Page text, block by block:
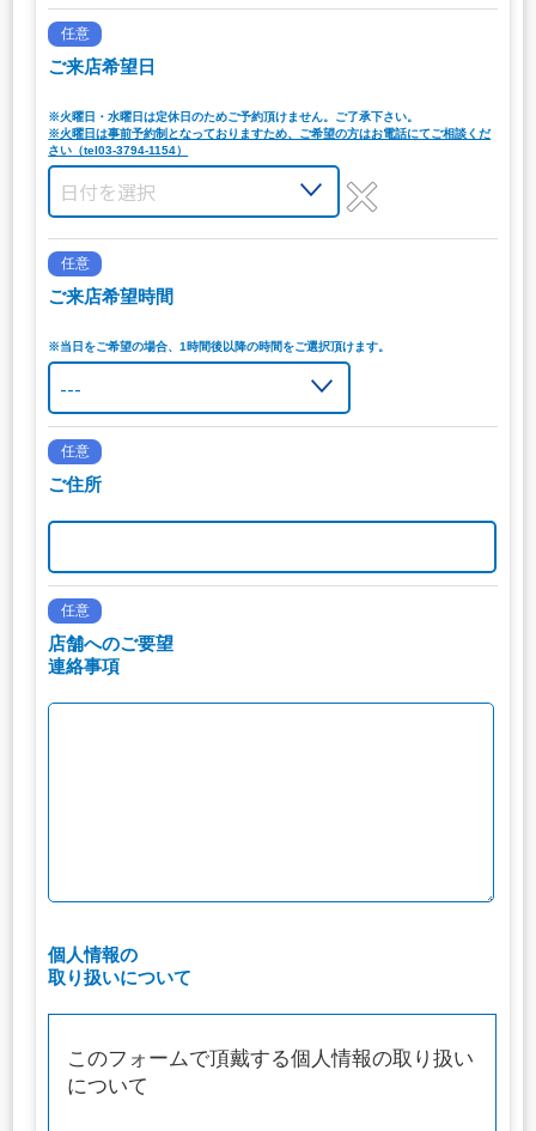
任意
ご来店希望日
※火曜日・水曜日は定休日のためご予約頂けません。ご了承下さい。
※火曜日は事前予約制となっておりますため、ご希望の方はお電話にてご相談くだ
さい（tel03-3794-1154）
任意
ご来店希望時間
※当日をご希望の場合、1時間後以降の時間をご選択頂けます。
任意
ご住所
任意
店舗へのご要望
連絡事項
個人情報の
取り扱いについて
このフォームで頂戴する個人情報の取り扱い
について